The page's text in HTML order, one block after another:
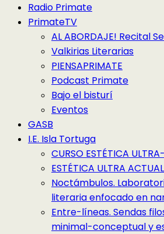
Radio Primate
PrimateTV
AL ABORDAJE! Recital
Valkirias Literarias
PIENSAPRIMATE
Podcast Primate
Bajo el bisturí
Eventos
GASB
I.E. Isla Tortuga
CURSO ESTÉTICA
ESTÉTICA ULTRA
Noctámbulos.
literaria enfocado en
Entre-líneas. Sendas
minimal-conceptual y